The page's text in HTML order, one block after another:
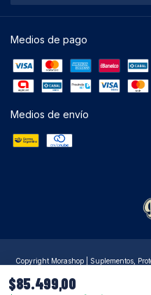
$85.499,00
Medios de pago
Medios de envío
Copyright Morashop | Suplementos,
Defensa de las y los